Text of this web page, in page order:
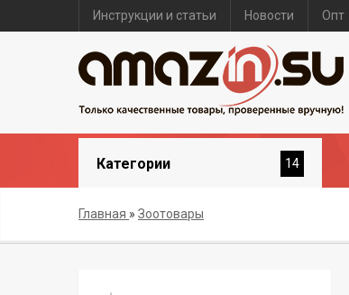
Инструкции и статьи Новости Опт
Категории 14
Главная » Зоотовары